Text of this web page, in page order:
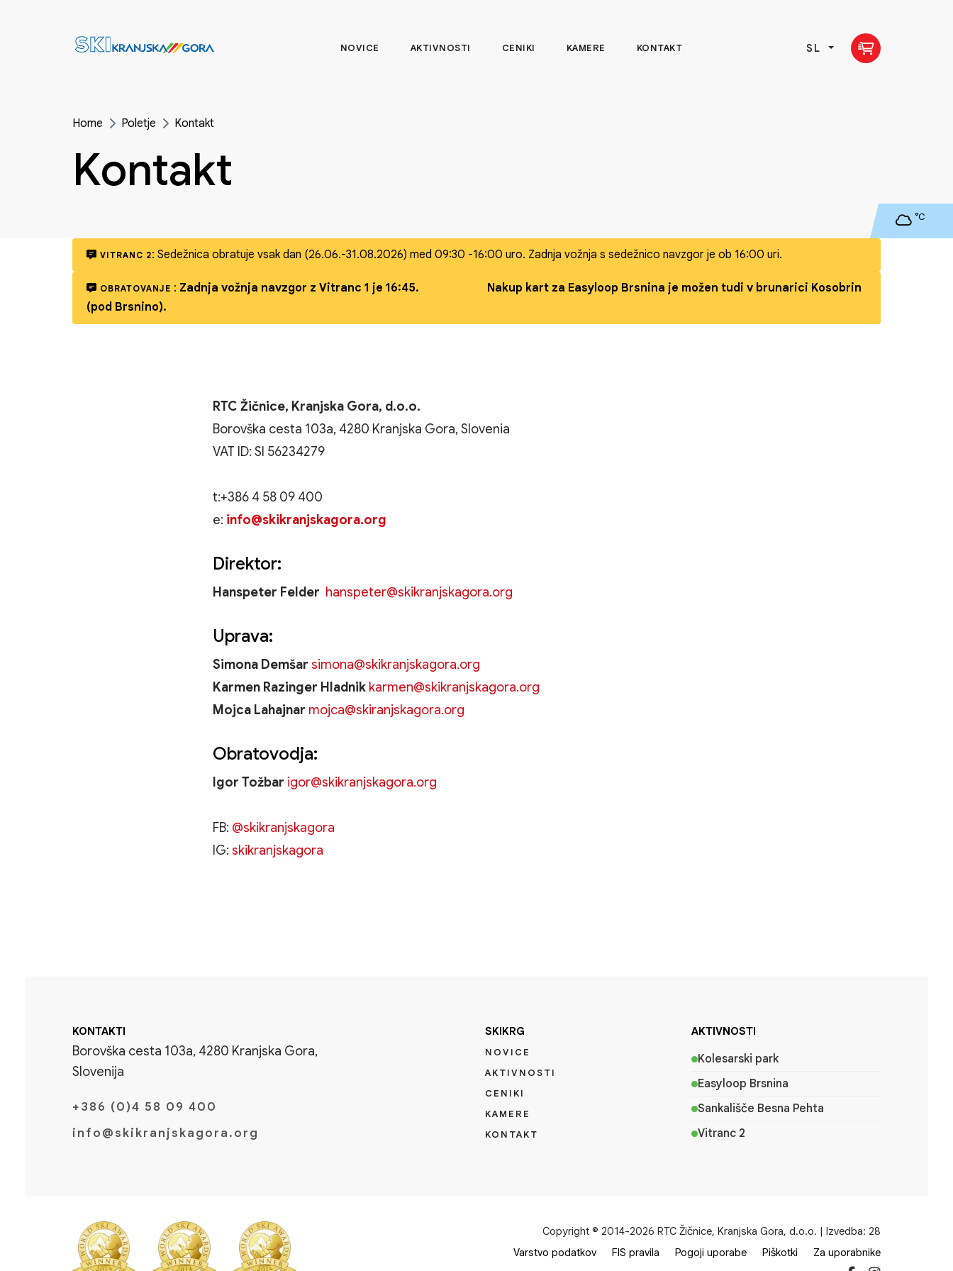
NOVICE AKTIVNOSTI CENIKI KAMERE KONTAKT SL
Home Poletje Kontakt
Kontakt
°C
VITRANC 2: Sedežnica obratuje vsak dan (26.06.-31.08.2026) med 09:30 -16:00 uro. Zadnja vožnja s sedežnico navzgor je ob 16:00 uri.
OBRATOVANJE : Zadnja vožnja navzgor z Vitranc 1 je 16:45.
Nakup kart za Easyloop Brsnina je možen tudi v brunarici Kosobrin
(pod Brsnino).
RTC Žičnice, Kranjska Gora, d.o.o.
Borovška cesta 103a, 4280 Kranjska Gora, Slovenia
VAT ID: SI 56234279
t:+386 4 58 09 400
e: info@skikranjskagora.org
Direktor:
Hanspeter Felder hanspeter@skikranjskagora.org
Uprava:
Simona Demšar simona@skikranjskagora.org
Karmen Razinger Hladnik karmen@skikranjskagora.org
Mojca Lahajnar mojca@skiranjskagora.org
Obratovodja:
Igor Tožbar igor@skikranjskagora.org
FB: @skikranjskagora
IG: skikranjskagora
KONTAKTI
Borovška cesta 103a, 4280 Kranjska Gora,
Slovenija
+386 (0)4 58 09 400
info@skikranjskagora.org
SKIKRG
NOVICE
AKTIVNOSTI
CENIKI
KAMERE
KONTAKT
AKTIVNOSTI
Kolesarski park
Easyloop Brsnina
Sankališče Besna Pehta
Vitranc 2
Copyright © 2014-2026 RTC Žičnice, Kranjska Gora, d.o.o. | Izvedba: 28
Varstvo podatkov
FIS pravila Pogoji uporabe Piškotki Za uporabnike